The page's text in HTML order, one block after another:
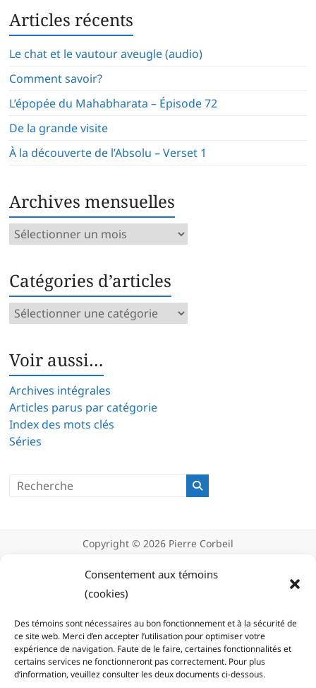
Consentement aux témoins
(cookies)
Des témoins sont nécessaires au bon fonctionnement et à la sécurité de
ce site web. Merci d’en accepter l’utilisation pour optimiser votre
expérience de navigation. Faute de le faire, certaines fonctionnalités et
certains services ne fonctionneront pas correctement. Pour plus
d’information, veuillez consulter les deux documents ci-dessous.
Articles récents
Le chat et le vautour aveugle (audio)
Comment savoir?
L’épopée du Mahabharata – Épisode 72
De la grande visite
À la découverte de l’Absolu – Verset 1
Archives mensuelles
Archives
Catégories d’articles
Catégories
Voir aussi…
Archives intégrales
Articles parus par catégorie
Index des mots clés
Séries
Copyright © 2026 Pierre Corbeil
(cookies)